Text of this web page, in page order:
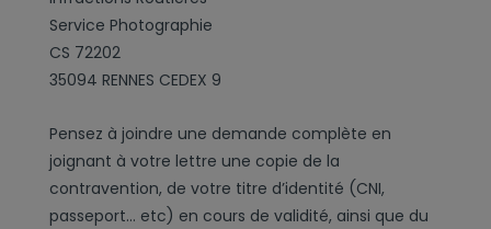
Service Photographie
CS 72202
35094 RENNES CEDEX 9
Pensez à joindre une demande complète en
joignant à votre lettre une copie de la
contravention, de votre titre d’identité (CNI,
passeport… etc) en cours de validité, ainsi que du